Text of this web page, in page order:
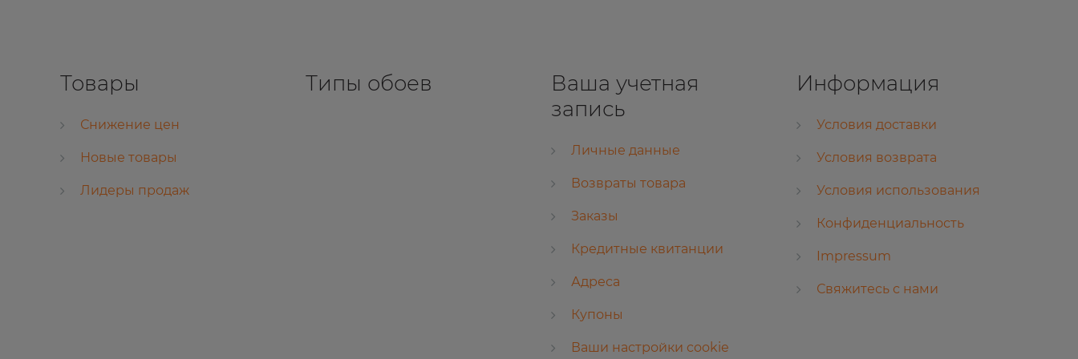
Товары
Снижение цен
Новые товары
Лидеры продаж
Типы обоев
Ваша учетная
запись
Личные данные
Возвраты товара
Заказы
Кредитные квитанции
Адреса
Купоны
Ваши настройки cookie
Информация
Условия доставки
Условия возврата
Условия использования
Конфиденциальность
Impressum
Свяжитесь с нами